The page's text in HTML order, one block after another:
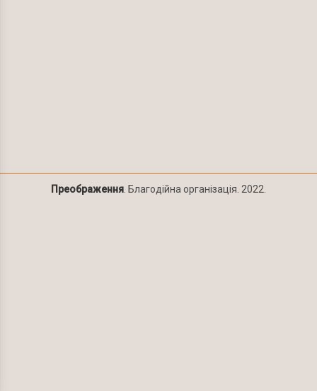
Преображення. Благодійна організація. 2022.